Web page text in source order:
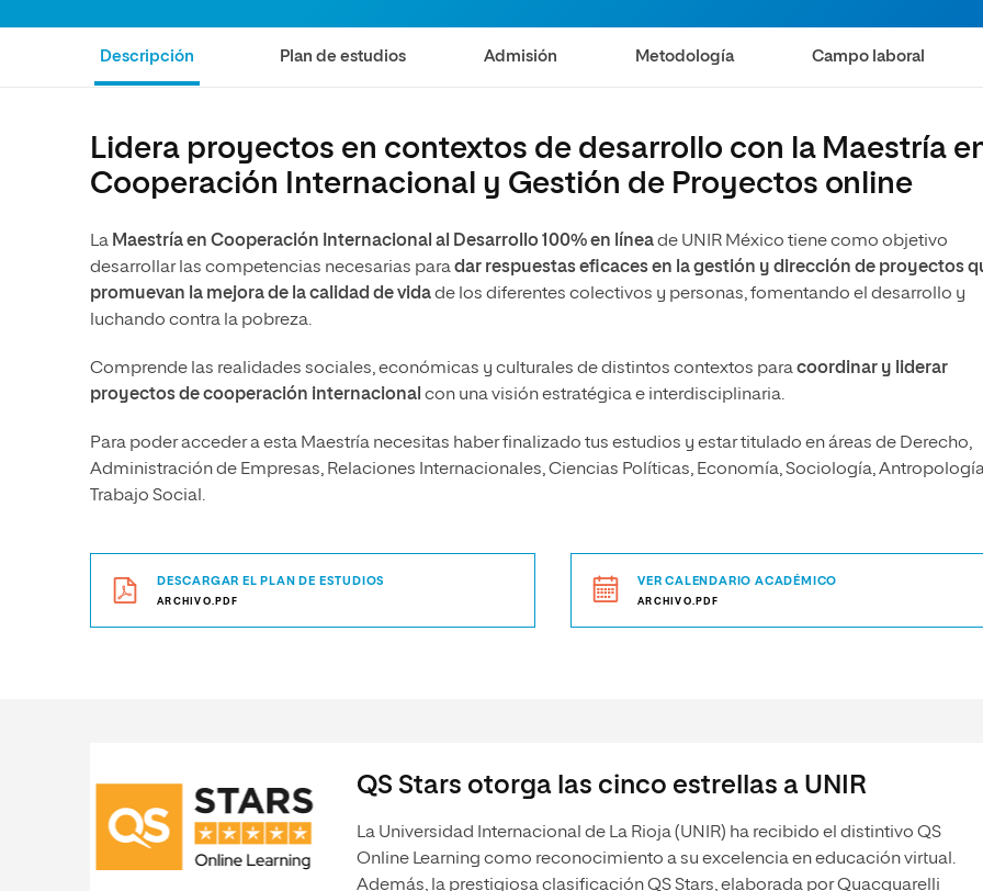
Comunicación y Mercadotecnia
Ciencias Políticas y Relaciones
Internacionales
Ciencias Criminológicas y de la
Humanidades
Artes
Ciencias Sociales
Humanidades
Música
Educación
Descripción Plan de estudios Admisión Metodología Campo laboral
Lidera proyectos en contextos de desarrollo con la Maestría
Cooperación Internacional y Gestión de Proyectos online
La Maestría en Cooperación Internacional al Desarrollo 100% en líneade UNIR México tiene como objetivo
desarrollar las competencias necesarias paradar respuestas eficaces en la gestión y dirección de proyectos
promuevan la mejora de la calidad de vidade los diferentes colectivos y personas, fomentando el desarrollo y
luchando contra la pobreza.
Comprende las realidades sociales, económicas y culturales de distintos contextos paracoordinar y liderar
proyectos de cooperación internacional con una visión estratégica e interdisciplinaria.
Para poder acceder a esta Maestría necesitas haber finalizado tus estudios y estar titulado en áreas de Derecho,
Administración de Empresas, Relaciones Internacionales, Ciencias Políticas, Economía, Sociología,
Trabajo Social.
DESCARGAR EL PLAN DE ESTUDIOS
ARCHIVO.PDF
VER CALENDARIO ACADÉMICO
ARCHIVO.PDF
QS Stars otorga las cinco estrellas a UNIR
La Universidad Internacional de La Rioja (UNIR) ha recibido el distintivo QS
Online Learning como reconocimiento a su excelencia en educación virtual.
Además, la prestigiosa clasificación QS Stars, elaborada por Quacquarelli